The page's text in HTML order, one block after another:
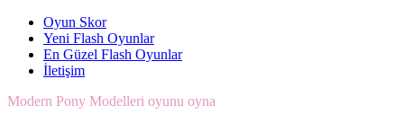
Oyun Skor
Yeni Flash Oyunlar
En Güzel Flash Oyunlar
İletişim
Modern Pony Modelleri oyunu oyna